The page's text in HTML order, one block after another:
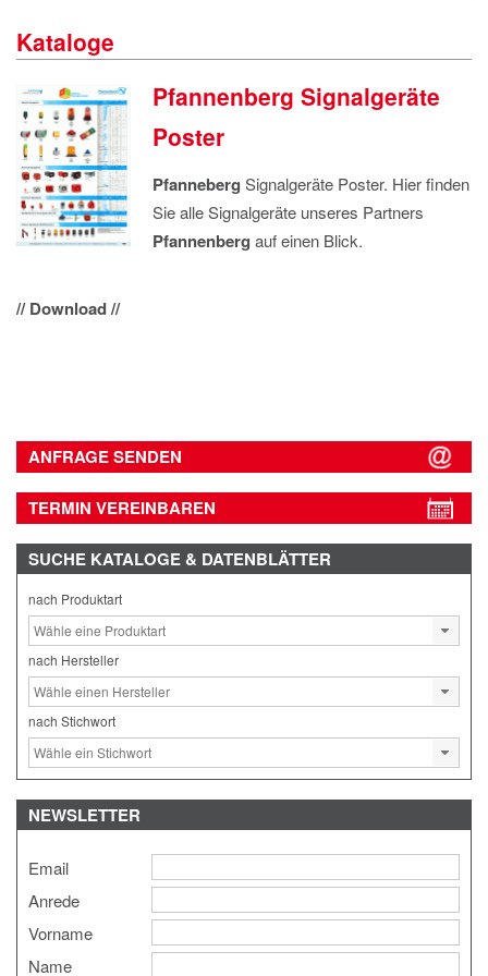
DATENSCHUTZ
Kataloge
Pfannenberg Signalgeräte
Poster
Pfanneberg Signalgeräte Poster. Hier finden
Sie alle Signalgeräte unseres Partners
Pfannenberg auf einen Blick.
// Download //
ANFRAGE SENDEN
TERMIN VEREINBAREN
SUCHE KATALOGE & DATENBLÄTTER
nach Produktart
nach Hersteller
nach Stichwort
NEWSLETTER
Email
Anrede
Vorname
Name